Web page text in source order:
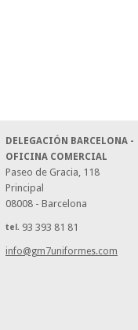
DELEGACIÓN BARCELONA -
OFICINA COMERCIAL
Paseo de Gracia, 118
Principal
08008 - Barcelona
tel. 93 393 81 81
info@gm7uniformes.com